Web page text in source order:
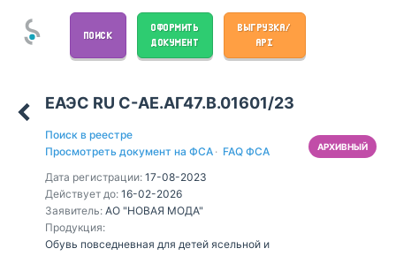
ПОИСК
ОФОРМИТЬ
ДОКУМЕНТ
ВЫГРУЗКА/
API
ЕАЭС RU С-AE.АГ47.В.01601/23
Поиск в реестре
Просмотреть документ на ФСА · FAQ ФСА
Дата регистрации: 17-08-2023
Действует до: 16-02-2026
Заявитель: АО "НОВАЯ МОДА"
Продукция:
Обувь повседневная для детей ясельной и
АРХИВНЫЙ